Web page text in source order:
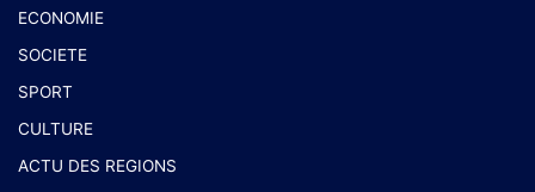
ECONOMIE
SOCIETE
SPORT
CULTURE
ACTU DES REGIONS